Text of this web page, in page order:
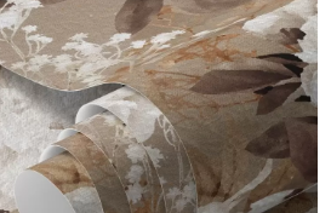
1066
1458